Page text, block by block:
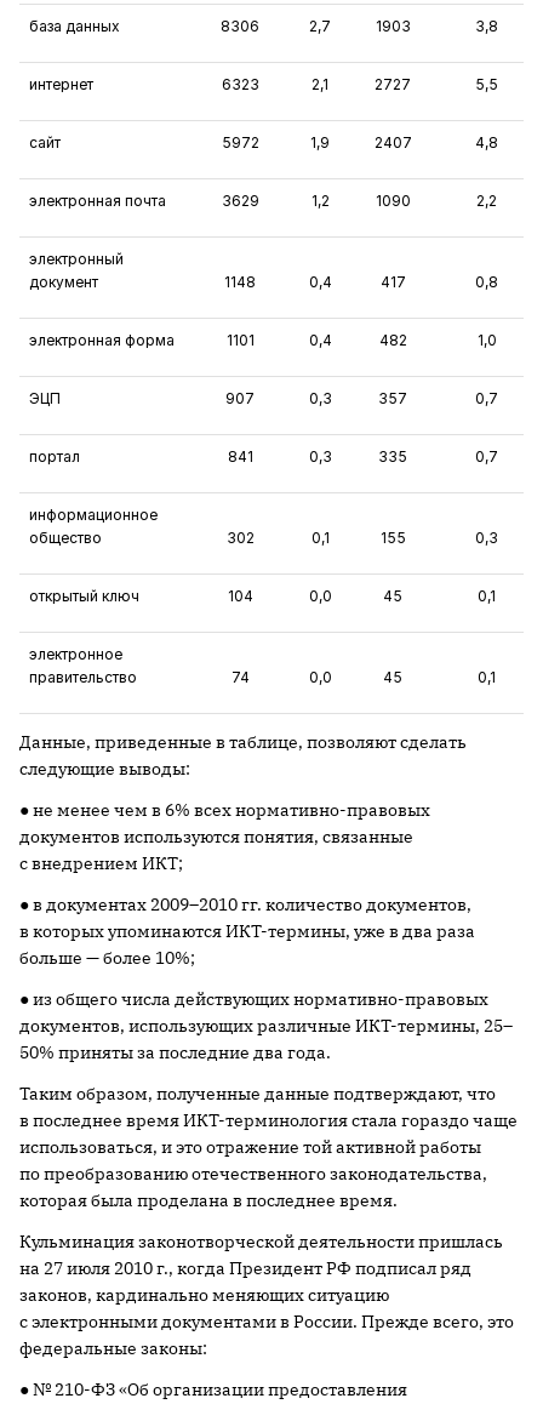
база данных 8306 2,7 1903 3,8
интернет 6323 2,1 2727 5,5
сайт 5972 1,9 2407 4,8
электронная почта 3629 1,2 1090 2,2
электронный
документ
1148 0,4 417 0,8
электронная форма 1101 0,4 482 1,0
ЭЦП 907 0,3 357 0,7
портал 841 0,3 335 0,7
информационное
общество
302 0,1 155 0,3
открытый ключ 104 0,0 45 0,1
электронное
правительство
74 0,0 45 0,1
Данные, приведенные в таблице, позволяют сделать
следующие выводы:
● не менее чем в 6% всех нормативно-правовых
документов используются понятия, связанные
с внедрением ИКТ;
● в документах 2009–2010 гг. количество документов,
в которых упоминаются ИКТ-термины, уже в два раза
больше — более 10%;
● из общего числа действующих нормативно-правовых
документов, использующих различные ИКТ-термины, 25–
50% приняты за последние два года.
Таким образом, полученные данные подтверждают, что
в последнее время ИКТ-терминология стала гораздо чаще
использоваться, и это отражение той активной работы
по преобразованию отечественного законодательства,
которая была проделана в последнее время.
Кульминация законотворческой деятельности пришлась
на 27 июля 2010 г., когда Президент РФ подписал ряд
законов, кардинально меняющих ситуацию
с электронными документами в России. Прежде всего, это
федеральные законы:
● № 210-ФЗ «Об организации предоставления